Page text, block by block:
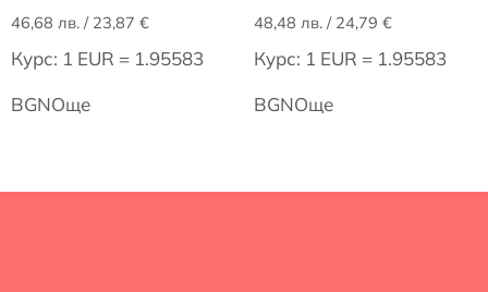
46,68 лв. / 23,87 €
Курс: 1 EUR = 1.95583
BGNОще
48,48 лв./ 24,79 €
Курс: 1 EUR = 1.95583
BGNОще